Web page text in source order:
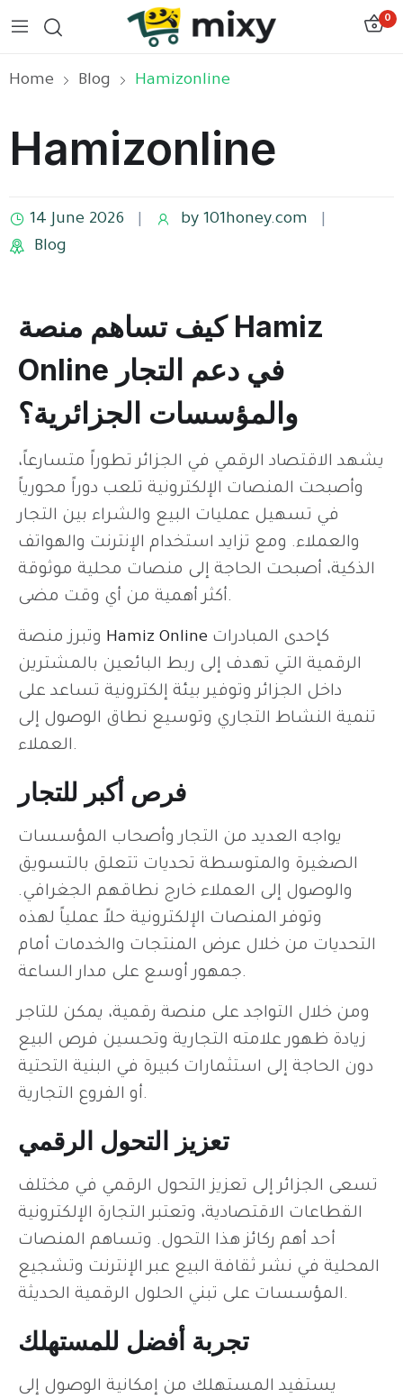
0
Home Blog Hamizonline
Hamizonline
14 June 2026 by 101honey.com
Blog
كيف تساهم منصة Hamiz
Online في دعم التجار
والمؤسسات الجزائرية؟
يشهد الاقتصاد الرقمي في الجزائر تطوراً متسارعاً،
وأصبحت المنصات الإلكترونية تلعب دوراً محورياً
في تسهيل عمليات البيع والشراء بين التجار
والعملاء. ومع تزايد استخدام الإنترنت والهواتف
الذكية، أصبحت الحاجة إلى منصات محلية موثوقة
أكثر أهمية من أي وقت مضى.
Hamiz Online
الرقمية التي تهدف إلى ربط البائعين بالمشترين
داخل الجزائر وتوفير بيئة إلكترونية تساعد على
تنمية النشاط التجاري وتوسيع نطاق الوصول إلى
العملاء.
فرص أكبر للتجار
يواجه العديد من التجار وأصحاب المؤسسات
الصغيرة والمتوسطة تحديات تتعلق بالتسويق
والوصول إلى العملاء خارج نطاقهم الجغرافي.
وتوفر المنصات الإلكترونية حلاً عملياً لهذه
التحديات من خلال عرض المنتجات والخدمات أمام
جمهور أوسع على مدار الساعة.
ومن خلال التواجد على منصة رقمية، يمكن للتاجر
زيادة ظهور علامته التجارية وتحسين فرص البيع
دون الحاجة إلى استثمارات كبيرة في البنية التحتية
أو الفروع التجارية.
تعزيز التحول الرقمي
تسعى الجزائر إلى تعزيز التحول الرقمي في مختلف
القطاعات الاقتصادية، وتعتبر التجارة الإلكترونية
أحد أهم ركائز هذا التحول. وتساهم المنصات
المحلية في نشر ثقافة البيع عبر الإنترنت وتشجيع
المؤسسات على تبني الحلول الرقمية الحديثة.
تجربة أفضل للمستهلك
يستفيد المستهلك من إمكانية الوصول إلى